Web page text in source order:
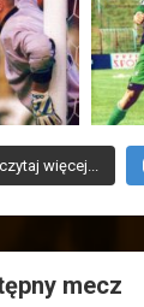
więcej...
mecz